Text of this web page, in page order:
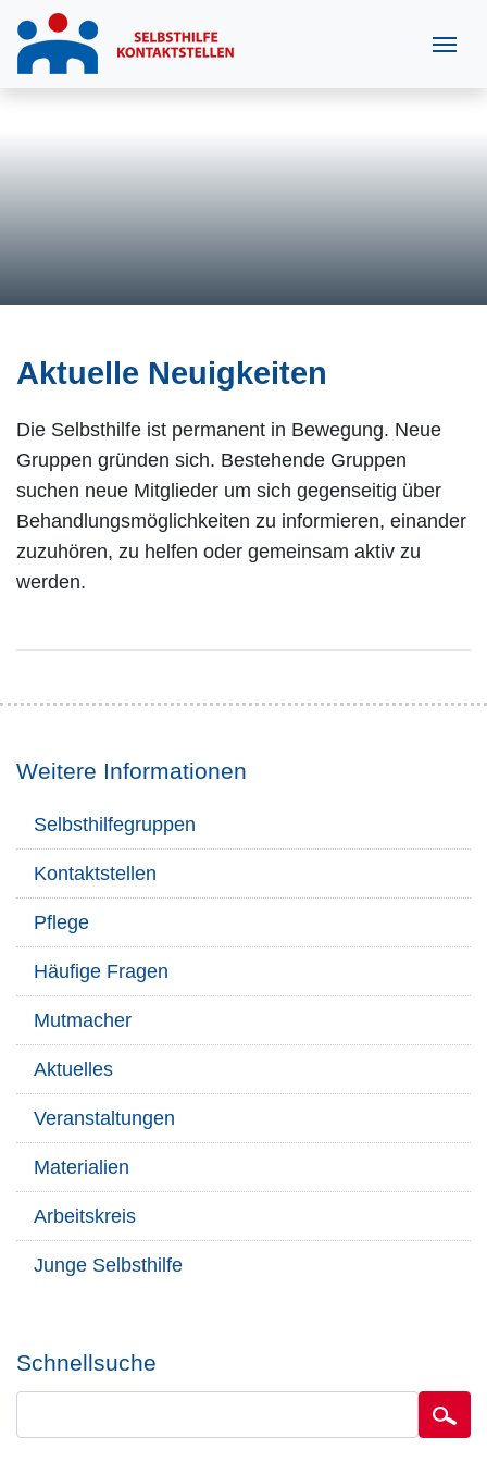
Aktuelle Neuigkeiten
Die Selbsthilfe ist permanent in Bewegung. Neue
Gruppen gründen sich. Bestehende Gruppen
suchen neue Mitglieder um sich gegenseitig über
Behandlungsmöglichkeiten zu informieren, einander
zuzuhören, zu helfen oder gemeinsam aktiv zu
werden.
Weitere Informationen
Selbsthilfegruppen
Kontaktstellen
Pflege
Häufige Fragen
Mutmacher
Aktuelles
Veranstaltungen
Materialien
Arbeitskreis
Junge Selbsthilfe
Schnellsuche